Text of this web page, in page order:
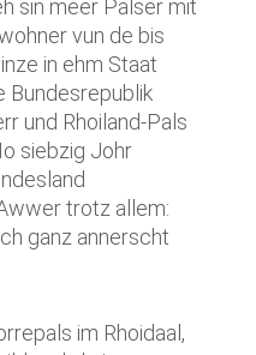
sin meer Pälser mit
vun de bis
in ehm Staat
Bundesrepublik
und Rhoiland-Pals
siebzig Johr
trotz allem:
ganz annerscht
im Rhoidaal,